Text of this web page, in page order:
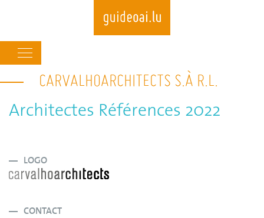
Skip
to
content
navigation
CARVALHOARCHITECTS S.À R.L.
Architectes Références 2022
LOGO
CONTACT